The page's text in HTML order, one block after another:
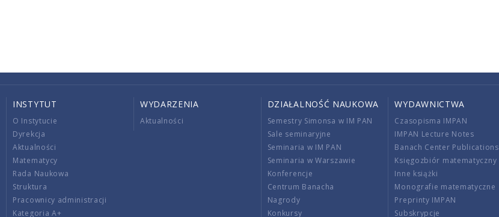
INSTYTUT
O Instytucie
Dyrekcja
Aktualności
Matematycy
Rada Naukowa
Struktura
Pracownicy administracji
Kategoria A+
WYDARZENIA
Aktualności
DZIAŁALNOŚĆ NAUKOWA
Semestry Simonsa w IM PAN
Sale seminaryjne
Seminaria w IM PAN
Seminaria w Warszawie
Konferencje
Centrum Banacha
Nagrody
Konkursy
WYDAWNICTWA
Czasopisma IMPAN
IMPAN Lecture Notes
Banach Center Publications
Księgozbiór matematyczny
Inne książki
Monografie matematyczne
Preprinty IMPAN
Subskrypcje